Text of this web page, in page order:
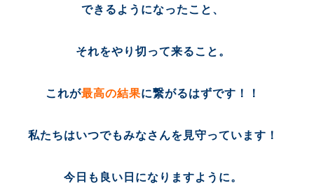
できるようになったこと、
それをやり切って来ること。
これが最高の結果に繋がるはずです！！
私たちはいつでもみなさんを見守っています！
今日も良い日になりますように。